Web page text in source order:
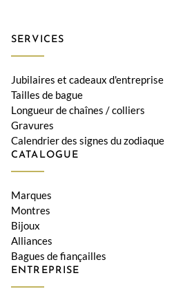
SERVICES
Jubilaires et cadeaux d'entreprise
Tailles de bague
Longueur de chaînes / colliers
Gravures
Calendrier des signes du zodiaque
CATALOGUE
Marques
Montres
Bijoux
Alliances
Bagues de fiançailles
ENTREPRISE